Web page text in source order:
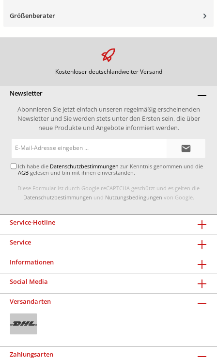
Größenberater
Kostenloser deutschlandweiter Versand
Newsletter
Abonnieren Sie jetzt einfach unseren regelmäßig erscheinenden
Newsletter und Sie werden stets unter den Ersten sein, die über
neue Produkte und Angebote informiert werden.
Ich habe die Datenschutzbestimmungen zur Kenntnis genommen und die
AGB gelesen und bin mit ihnen einverstanden.
Diese Formular ist durch Google reCAPTCHA geschützt und es gelten die
Datenschutzbestimmungen und Nutzungsbedingungen von Google.
Service-Hotline
Service
Informationen
Social Media
Versandarten
Zahlungsarten